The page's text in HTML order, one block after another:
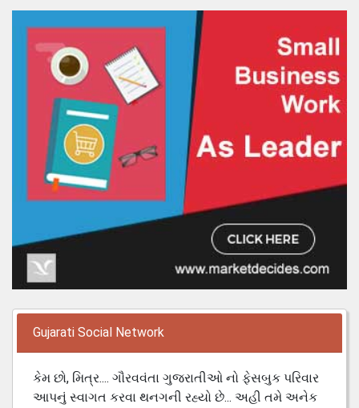
Gujarati Social Network
કેમ છો, મિત્ર.... ગૌરવવંતા ગુજરાતીઓ નો ફેસબુક પરિવાર
આપનું સ્વાગત કરવા થનગની રહ્યો છે... અહી તમે અનેક